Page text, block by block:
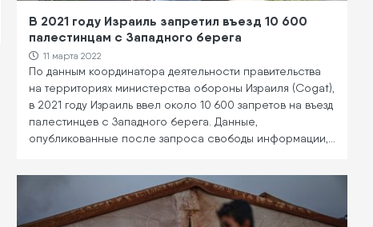
В 2021 году Израиль запретил въезд 10 600
палестинцам с Западного берега
11 марта 2022
По данным координатора деятельности правительства
на территориях министерства обороны Израиля (Cogat),
в 2021 году Израиль ввел около 10 600 запретов на въезд
палестинцев с Западного берега. Данные,
опубликованные после запроса свободы информации,…